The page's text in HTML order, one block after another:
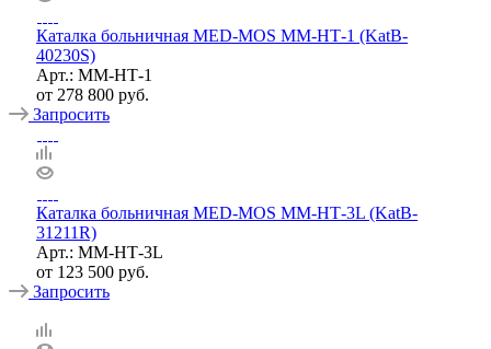
Каталка больничная MED-MOS ММ-НТ-1 (KatB-
40230S)
Арт.: ММ-НТ-1
от 278 800 руб.
Запросить
Каталка больничная MED-MOS ММ-НТ-3L (KatB-
31211R)
Арт.: ММ-НТ-3L
от 123 500 руб.
Запросить